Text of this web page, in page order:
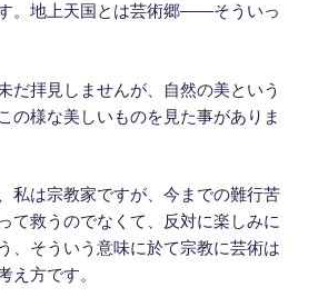
。地上天国とは芸術郷――そういっ
だ拝見しませんが、自然の美という
の様な美しいものを見た事がありま
は宗教家ですが、今までの難行苦
て救うのでなくて、反対に楽しみに
、そういう意味に於て宗教に芸術は
え方です。